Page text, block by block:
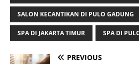
SALON KECANTIKAN DI PULO GADUNG
SPA DI JAKARTA TIMUR SPA DI
PREVIOUS